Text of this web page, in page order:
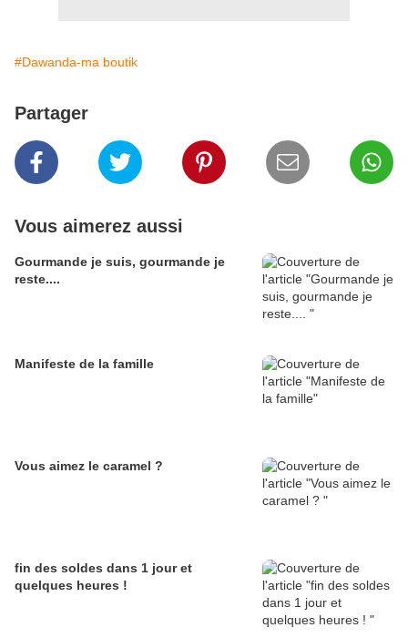
#Dawanda-ma boutik
Partager
Vous aimerez aussi
Gourmande je suis, gourmande je
reste....
Manifeste de la famille
Vous aimez le caramel ?
fin des soldes dans 1 jour et
quelques heures !